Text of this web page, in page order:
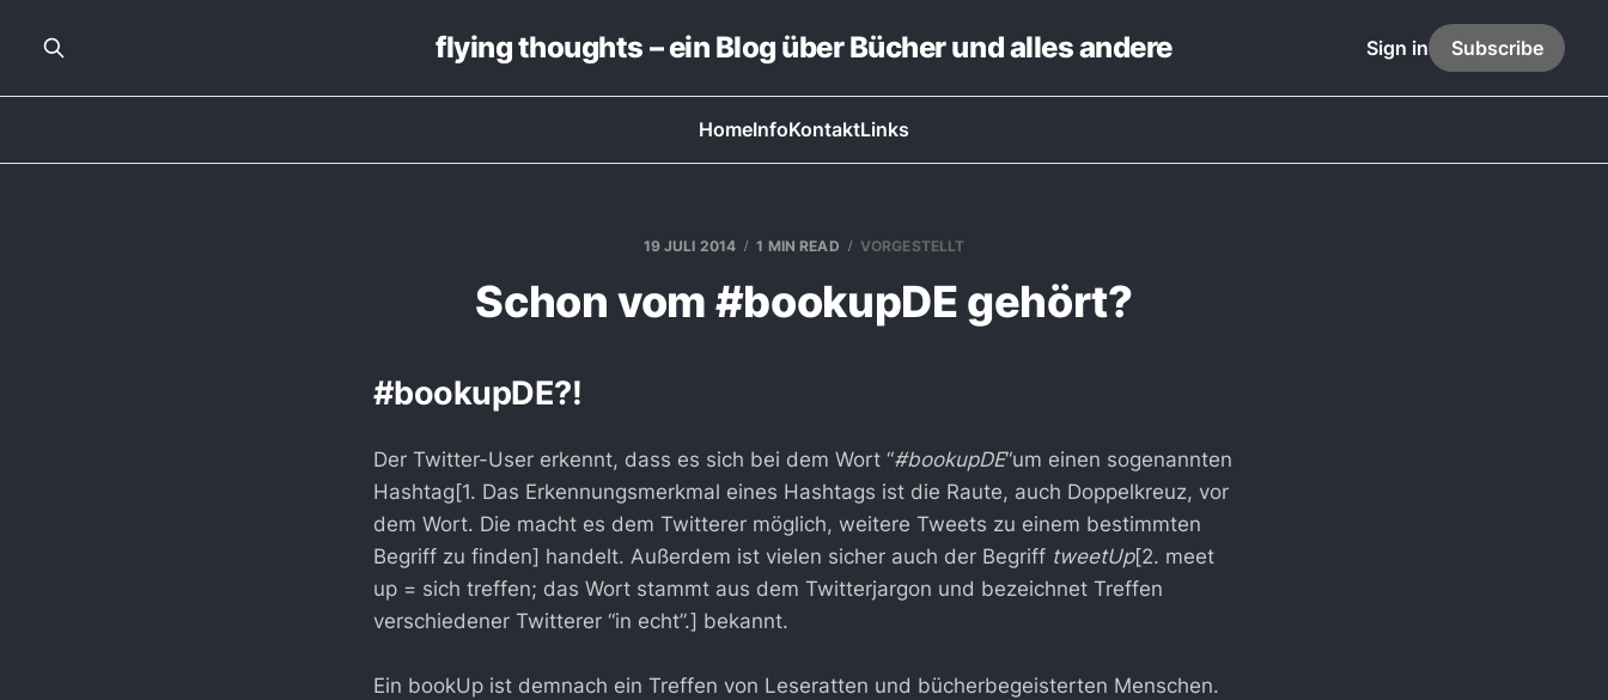
flying thoughts – ein Blog über Bücher und alles andere
HomeInfoKontaktLinks
Sign in Subscribe
19 JULI 2014 1 MIN READ VORGESTELLT
Schon vom #bookupDE gehört?
#bookupDE?!
Der Twitter-User erkennt, dass es sich bei dem Wort “#bookupDE“um einen sogenannten
Hashtag[1. Das Erkennungsmerkmal eines Hashtags ist die Raute, auch Doppelkreuz, vor
dem Wort. Die macht es dem Twitterer möglich, weitere Tweets zu einem bestimmten
Begriff zu finden] handelt. Außerdem ist vielen sicher auch der Begriff tweetUp[2. meet
up = sich treffen; das Wort stammt aus dem Twitterjargon und bezeichnet Treffen
verschiedener Twitterer “in echt”.] bekannt.
Ein bookUp ist demnach ein Treffen von Leseratten und bücherbegeisterten Menschen.